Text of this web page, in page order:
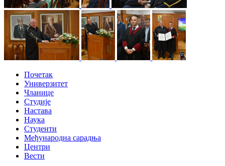
Почетак
Универзитет
Чланице
Студије
Настава
Наука
Студенти
Међународна сарадња
Центри
Вести